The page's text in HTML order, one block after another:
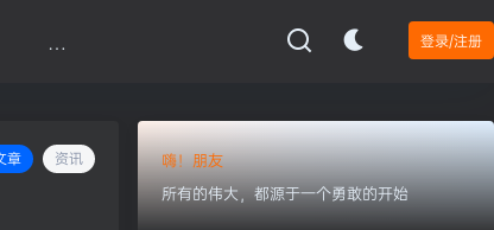
登录/注册
…
章 资讯
嗨！朋友
所有的伟大，都源于一个勇敢的开始